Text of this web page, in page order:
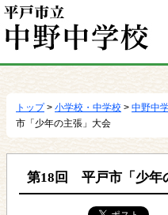
動
トップ> 小学校・中学校 > 中野中
市「少年の主張」大会
第18回 平戸市「少年